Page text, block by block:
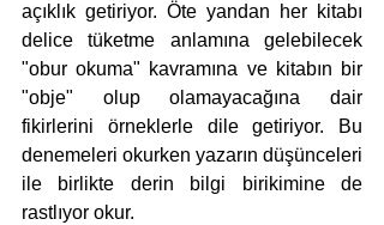
açıklık getiriyor. Öte yandan her kitabı
delice tüketme anlamına gelebilecek
"obur okuma" kavramına ve kitabın bir
"obje" olup olamayacağına dair
fikirlerini örneklerle dile getiriyor. Bu
denemeleri okurken yazarın düşünceleri
ile birlikte derin bilgi birikimine de
rastlıyor okur.